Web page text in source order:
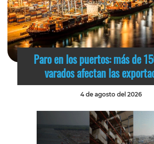
Paro en los puertos: más de
varados afectan las
4 de agosto del 2026